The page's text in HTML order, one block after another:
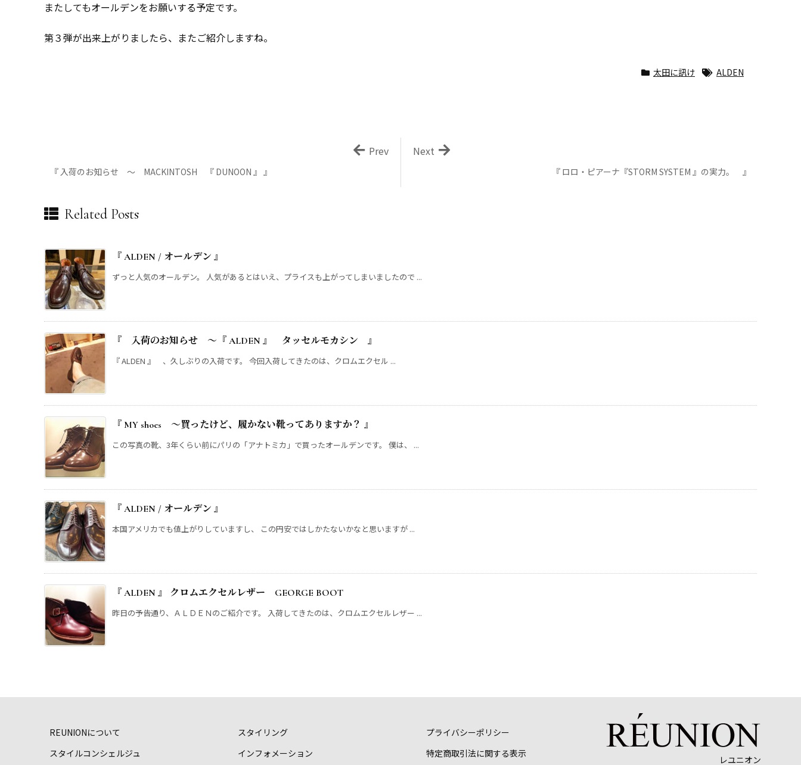
またしてもオールデンをお願いする予定です。
第３弾が出来上がりましたら、またご紹介しますね。
太田に訊け ALDEN
『 ロロ・ピアーナ『STORM SYSTEM 』の実力。 』
Next
『 入荷のお知らせ ～ MACKINTOSH 『 DUNOON 』 』
Prev
Related Posts
『 ALDEN / オールデン 』
ずっと人気のオールデン。 人気があるとはいえ、プライスも上がってしまいましたので ...
『 入荷のお知らせ ～『 ALDEN 』 タッセルモカシン 』
『 ALDEN 』 、久しぶりの入荷です。 今回入荷してきたのは、クロムエクセル ...
『 MY shoes ～買ったけど、履かない靴ってありますか？ 』
この写真の靴、3年くらい前にパリの「アナトミカ」で買ったオールデンです。 僕は、 ...
『 ALDEN / オールデン 』
本国アメリカでも値上がりしていますし、 この円安ではしかたないかなと思いますが ...
『 ALDEN 』 クロムエクセルレザー GEORGE BOOT
昨日の予告通り、ＡＬＤＥＮのご紹介です。 入荷してきたのは、クロムエクセルレザー ...
REUNIONについて
スタイルコンシェルジュ
スタイリング
インフォメーション
プライバシーポリシー
特定商取引法に関する表示
レユニオン